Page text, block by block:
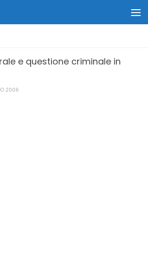
e questione criminale in
2006